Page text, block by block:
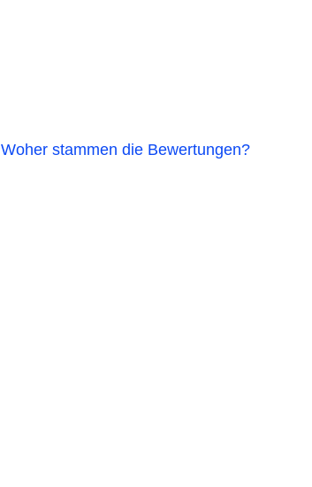
Woher stammen die Bewertungen?